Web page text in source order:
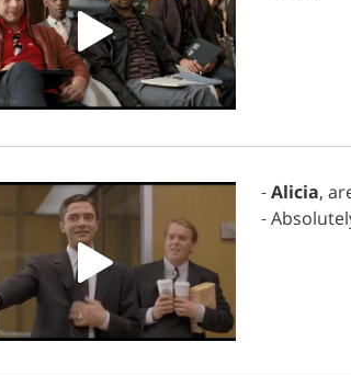
-Alicia,
-